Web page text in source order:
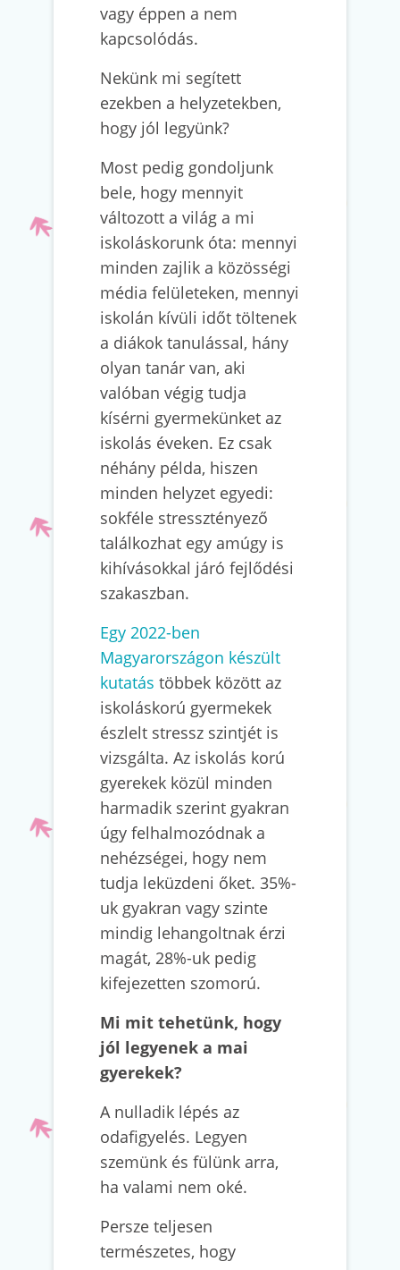
vagy éppen a nem
kapcsolódás.
Nekünk mi segített
ezekben a helyzetekben,
hogy jól legyünk?
Most pedig gondoljunk
bele, hogy mennyit
változott a világ a mi
iskoláskorunk óta: mennyi
minden zajlik a közösségi
média felületeken, mennyi
iskolán kívüli időt töltenek
a diákok tanulással, hány
olyan tanár van, aki
valóban végig tudja
kísérni gyermekünket az
iskolás éveken. Ez csak
néhány példa, hiszen
minden helyzet egyedi:
sokféle stressztényező
találkozhat egy amúgy is
kihívásokkal járó fejlődési
szakaszban.
Egy 2022-ben
Magyarországon készült
kutatás többek között az
iskoláskorú gyermekek
észlelt stressz szintjét is
vizsgálta. Az iskolás korú
gyerekek közül minden
harmadik szerint gyakran
úgy felhalmozódnak a
nehézségei, hogy nem
tudja leküzdeni őket. 35%-
uk gyakran vagy szinte
mindig lehangoltnak érzi
magát, 28%-uk pedig
kifejezetten szomorú.
Mi mit tehetünk, hogy
jól legyenek a mai
gyerekek?
A nulladik lépés az
odafigyelés. Legyen
szemünk és fülünk arra,
ha valami nem oké.
Persze teljesen
természetes, hogy